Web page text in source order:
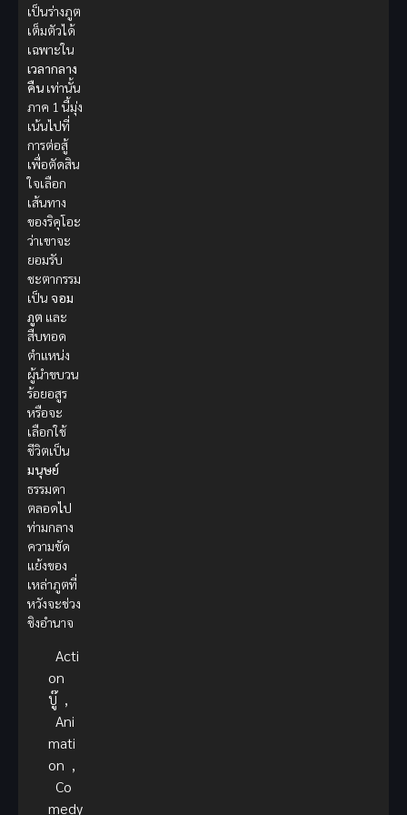
เป็นร่างภูต
เต็มตัวได้
เฉพาะใน
เวลากลาง
คืน เท่านั้น
ภาค 1 นี้มุ่ง
เน้นไปที่
การต่อสู้
เพื่อตัดสิน
ใจเลือก
เส้นทาง
ของริคุโอะ
ว่าเขาจะ
ยอมรับ
ชะตากรรม
เป็น จอม
ภูต และ
สืบทอด
ตำแหน่ง
ผู้นำขบวน
ร้อยอสูร
หรือจะ
เลือกใช้
ชีวิตเป็น
มนุษย์
ธรรมดา
ตลอดไป
ท่ามกลาง
ความขัด
แย้งของ
เหล่าภูตที่
หวังจะช่วง
ชิงอำนาจ
Acti
on
บู๊ ,
Ani
mati
on ,
Co
medy